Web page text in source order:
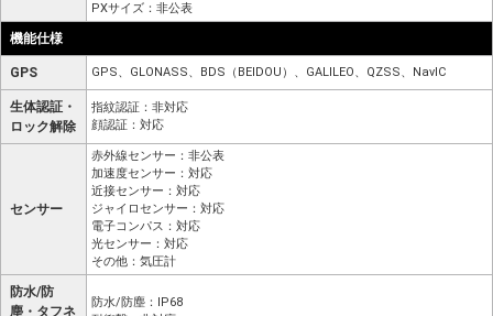
PXサイズ：非公表
機能仕様
GPS GPS、GLONASS、BDS（BEIDOU）、GALILEO、QZSS、NavIC
生体認証・
ロック解除
指紋認証：非対応
顔認証：対応
センサー
赤外線センサー：非公表
加速度センサー：対応
近接センサー：対応
ジャイロセンサー：対応
電子コンパス：対応
光センサー：対応
その他：気圧計
防水/防
塵・タフネ
防水/防塵：IP68